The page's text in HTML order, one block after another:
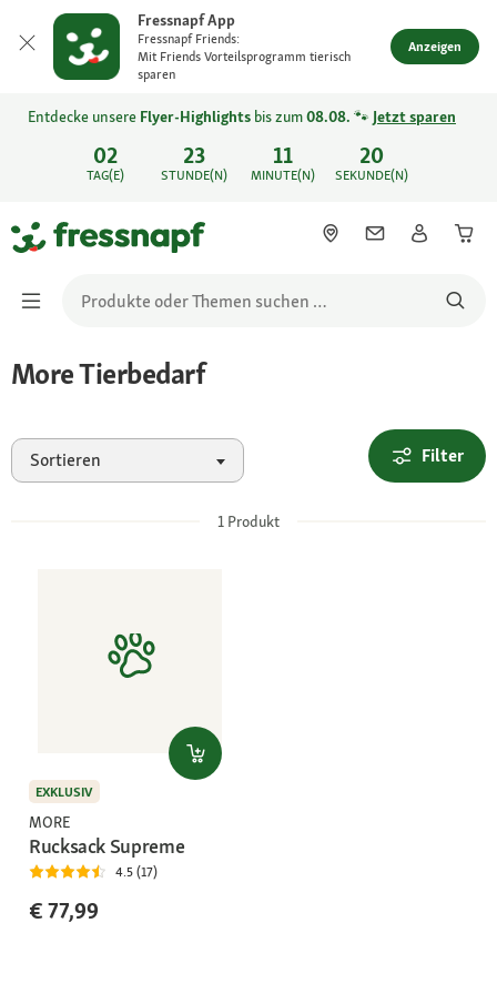
Fressnapf App
Fressnapf Friends:
Mit Friends Vorteilsprogramm tierisch
sparen
Anzeigen
02
TAG(E)
23
STUNDE(N)
11
MINUTE(N)
20
SEKUNDE(N)
Entdecke unsere Flyer-Highlights bis zum08.08. 🐾 Jetzt sparen
More Tierbedarf
Sortieren Filter
1 Produkt
EXKLUSIV
MORE
Rucksack Supreme
4.5 (17)
€ 77,99